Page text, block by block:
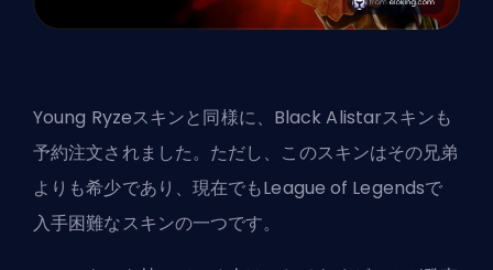
Young Ryzeスキンと同様に、Black Alistarスキンも
予約注文されました。ただし、このスキンはその兄弟
よりも希少であり、現在でもLeague of Legendsで
入手困難なスキンの一つです。